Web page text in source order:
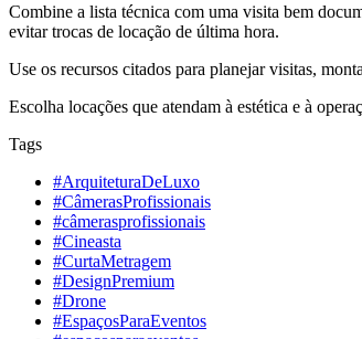
Combine a lista técnica com uma visita bem
evitar trocas de locação de última hora.
Use os recursos citados para planejar visitas,
Escolha locações que atendam à estética e à
Tags
#ArquiteturaDeLuxo
#CâmerasProfissionais
#câmerasprofissionais
#Cineasta
#CurtaMetragem
#DesignPremium
#Drone
#EspaçosParaEventos